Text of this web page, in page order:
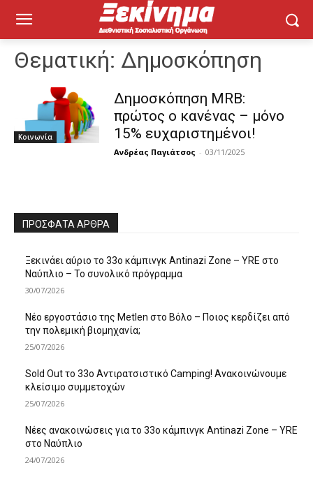
Θεματική: Δημοσκόπηση
Κοινωνία
Δημοσκόπηση MRB:
πρώτος ο κανένας – μόνο
15% ευχαριστημένοι!
Ανδρέας Παγιάτσος - 03/11/2025
ΠΡΌΣΦΑΤΑ ΆΡΘΡΑ
Ξεκινάει αύριο το 33ο κάμπινγκ Antinazi Zone – YRE στο
Ναύπλιο – Το συνολικό πρόγραμμα
30/07/2026
Νέο εργοστάσιο της Metlen στο Βόλο – Ποιος κερδίζει από
την πολεμική βιομηχανία;
25/07/2026
Sold Out το 33ο Αντιρατσιστικό Camping! Ανακοινώνουμε
κλείσιμο συμμετοχών
25/07/2026
Νέες ανακοινώσεις για το 33ο κάμπινγκ Antinazi Zone – YRE
στο Ναύπλιο
24/07/2026